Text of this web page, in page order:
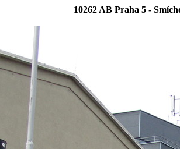
10262 AB Praha 5 -